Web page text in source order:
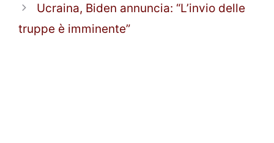
Ucraina, Biden annuncia: “L’invio delle
truppe è imminente”